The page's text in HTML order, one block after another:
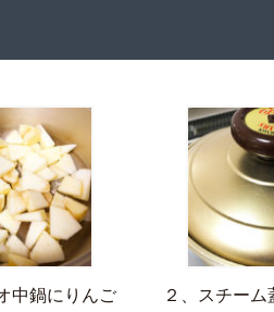
中鍋にりんご
２、スチーム